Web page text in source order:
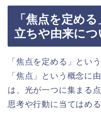
「焦点を定め
立ちや由来に
「焦点を定める」とい
「焦点」という概念に
は、光が一つに集まる
思考や行動に当てはめ